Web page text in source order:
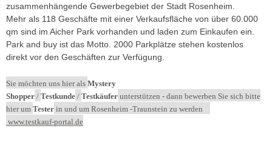
zusammenhängende Gewerbegebiet der Stadt Rosenheim.
Mehr als 118 Geschäfte mit einer Verkaufsfläche von über 60.000
qm sind im Aicher Park vorhanden und laden zum Einkaufen ein.
Park and buy ist das Motto. 2000 Parkplätze stehen kostenlos
direkt vor den Geschäften zur Verfügung.
Sie möchten uns hier als Mystery
Shopper / Testkunde / Testkäufer unterstützen - dann bewerben Sie sich bitte
hier um Tester in und um Rosenheim -Traunstein zu werden
www.testkauf-portal.de